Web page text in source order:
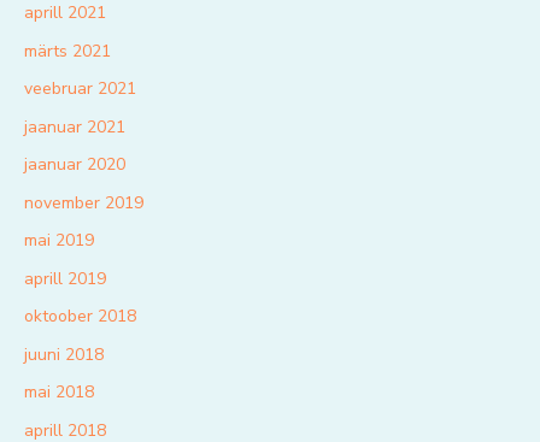
aprill 2021
märts 2021
veebruar 2021
jaanuar 2021
jaanuar 2020
november 2019
mai 2019
aprill 2019
oktoober 2018
juuni 2018
mai 2018
aprill 2018